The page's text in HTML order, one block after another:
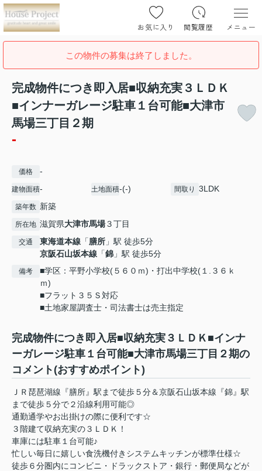
お気に入り 閲覧履歴 メニュー
この物件の募集は終了しました。
完成物件につき即入居■収納充実３ＬＤＫ
■インナーガレージ駐車１台可能■大津市
馬場三丁目２期
-
価格 -
建物面積- 土地面積-(-) 間取り 3LDK
築年数 新築
所在地 滋賀県大津市馬場３丁目
交通 東海道本線 「膳所 」駅 徒歩5分
京阪石山坂本線 「錦 」駅 徒歩5分
備考
■学区：平野小学校(５６０ｍ)・打出中学校(１.３６ｋ
ｍ)
■フラット３５Ｓ対応
■土地家屋調査士・司法書士は売主指定
完成物件につき即入居■収納充実３ＬＤＫ■インナ
ーガレージ駐車１台可能■大津市馬場三丁目２期の
コメント(おすすめポイント)
ＪＲ琵琶湖線『膳所』駅まで徒歩５分＆京阪石山坂本線『錦』駅
まで徒歩５分で２沿線利用可能◎
通勤通学やお出掛けの際に便利です☆
３階建て収納充実の３ＬＤＫ！
車庫には駐車１台可能♪
忙しい毎日に嬉しい食洗機付きシステムキッチンが標準仕様☆
徒歩６分圏内にコンビニ・ドラックストア・銀行・郵便局などが